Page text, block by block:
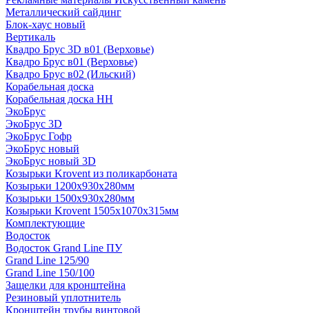
Металлический сайдинг
Блок-хаус новый
Вертикаль
Квадро Брус 3D в01 (Верховье)
Квадро Брус в01 (Верховье)
Квадро Брус в02 (Ильский)
Корабельная доска
Корабельная доска НН
ЭкоБрус
ЭкоБрус 3D
ЭкоБрус Гофр
ЭкоБрус новый
ЭкоБрус новый 3D
Козырьки Krovent из поликарбоната
Козырьки 1200х930х280мм
Козырьки 1500х930х280мм
Козырьки Krovent 1505х1070х315мм
Комплектующие
Водосток
Водосток Grand Line ПУ
Grand Line 125/90
Grand Line 150/100
Защелки для кронштейна
Резиновый уплотнитель
Кронштейн трубы винтовой